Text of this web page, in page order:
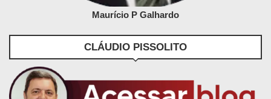
Maurício P Galhardo
CLÁUDIO PISSOLITO